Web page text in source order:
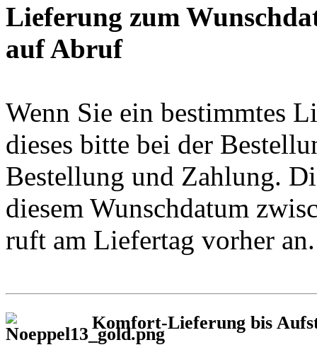
Lieferung zum
auf Abruf
Wenn Sie ein bestimmtes
dieses bitte bei der
Bestellung und Zahlung.
diesem Wunschdatum
ruft am Liefertag vorher an.
Komfort-Lieferung bis